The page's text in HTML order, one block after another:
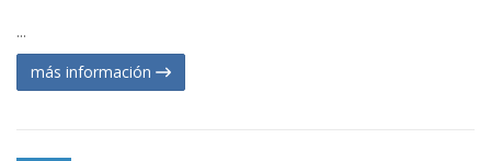
...
más información